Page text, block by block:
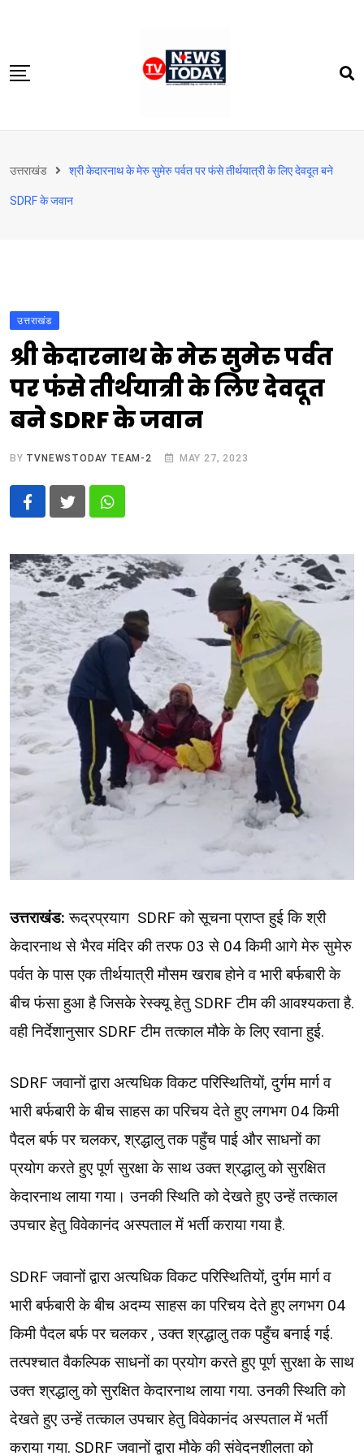
content
दिल्‍ली-एनसीआर
उत्तराखंड
बिजनेस
विदेश
उत्तराखंड श्री केदारनाथ के मेरु सुमेरु पर्वत पर फंसे तीर्थयात्री के लिए देवदूत बने
SDRF के जवान
उत्तराखंड
श्री केदारनाथ के मेरु सुमेरु पर्वत
पर फंसे तीर्थयात्री के लिए देवदूत
बने SDRF के जवान
BY TVNEWSTODAY TEAM-2 MAY 27, 2023
Whatsapp
उत्तराखंड: रूद्रप्रयाग SDRF को सूचना प्राप्त हुई कि श्री
केदारनाथ से भैरव मंदिर की तरफ 03 से 04 किमी आगे मेरु सुमेरु
पर्वत के पास एक तीर्थयात्री मौसम खराब होने व भारी बर्फबारी के
बीच फंसा हुआ है जिसके रेस्क्यू हेतु SDRF टीम की आवश्यकता है.
वही निर्देशानुसार SDRF टीम तत्काल मौके के लिए रवाना हुई.
SDRF जवानों द्वारा अत्यधिक विकट परिस्थितियों, दुर्गम मार्ग व
भारी बर्फबारी के बीच साहस का परिचय देते हुए लगभग 04 किमी
पैदल बर्फ पर चलकर, श्रद्धालु तक पहुँच पाई और साधनों का
प्रयोग करते हुए पूर्ण सुरक्षा के साथ उक्त श्रद्धालु को सुरक्षित
केदारनाथ लाया गया। उनकी स्थिति को देखते हुए उन्हें तत्काल
उपचार हेतु विवेकानंद अस्पताल में भर्ती कराया गया है.
SDRF जवानों द्वारा अत्यधिक विकट परिस्थितियों, दुर्गम मार्ग व
भारी बर्फबारी के बीच अदम्य साहस का परिचय देते हुए लगभग 04
किमी पैदल बर्फ पर चलकर , उक्त श्रद्धालु तक पहुँच बनाई गई.
तत्पश्चात वैकल्पिक साधनों का प्रयोग करते हुए पूर्ण सुरक्षा के साथ
उक्त श्रद्धालु को सुरक्षित केदारनाथ लाया गया. उनकी स्थिति को
देखते हुए उन्हें तत्काल उपचार हेतु विवेकानंद अस्पताल में भर्ती
कराया गया. SDRF जवानों द्वारा मौके की संवेदनशीलता को